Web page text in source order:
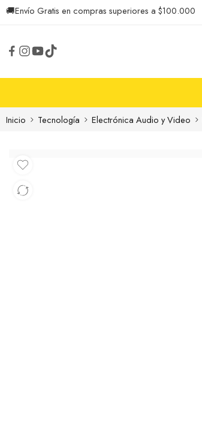
🚚Envío Gratis en compras superiores a $100.000
Inicio Tecnología Electrónica Audio y Video